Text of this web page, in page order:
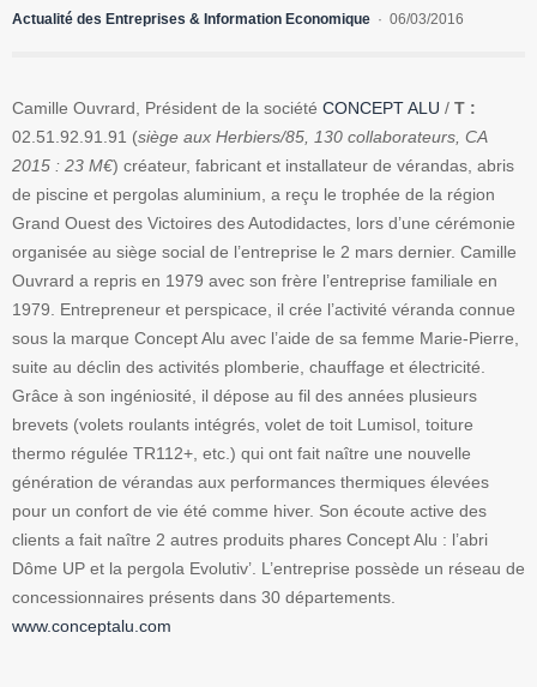
Actualité des Entreprises & Information Economique 06/03/2016
Camille Ouvrard, Président de la société CONCEPT ALU / T :
02.51.92.91.91 (siège aux Herbiers/85, 130 collaborateurs, CA
2015 : 23 M€) créateur, fabricant et installateur de vérandas, abris
de piscine et pergolas aluminium, a reçu le trophée de la région
Grand Ouest des Victoires des Autodidactes, lors d’une cérémonie
organisée au siège social de l’entreprise le 2 mars dernier. Camille
Ouvrard a repris en 1979 avec son frère l’entreprise familiale en
1979. Entrepreneur et perspicace, il crée l’activité véranda connue
sous la marque Concept Alu avec l’aide de sa femme Marie-Pierre,
suite au déclin des activités plomberie, chauffage et électricité.
Grâce à son ingéniosité, il dépose au fil des années plusieurs
brevets (volets roulants intégrés, volet de toit Lumisol, toiture
thermo régulée TR112+, etc.) qui ont fait naître une nouvelle
génération de vérandas aux performances thermiques élevées
pour un confort de vie été comme hiver. Son écoute active des
clients a fait naître 2 autres produits phares Concept Alu : l’abri
Dôme UP et la pergola Evolutiv’. L’entreprise possède un réseau de
concessionnaires présents dans 30 départements.
www.conceptalu.com